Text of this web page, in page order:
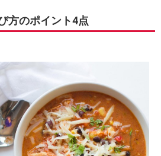
方のポイント4点